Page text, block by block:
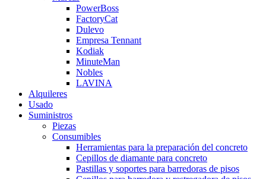
PowerBoss
FactoryCat
Dulevo
Empresa Tennant
Kodiak
MinuteMan
Nobles
LAVINA
Alquileres
Usado
Suministros
Piezas
Consumibles
Herramientas para la preparación del concreto
Cepillos de diamante para concreto
Pastillas y soportes para barredoras de pisos